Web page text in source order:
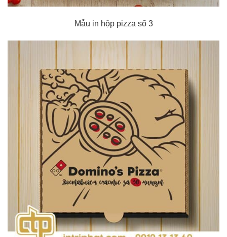
Mẫu in hộp pizza số 3